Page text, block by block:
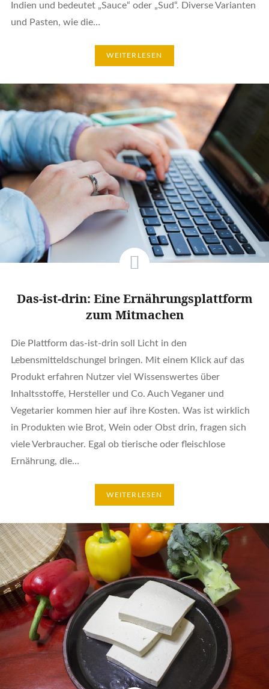
Indien und bedeutet „Sauce“ oder „Sud“. Diverse Varianten
und Pasten, wie die…
WEITERLESEN
Das-ist-drin: Eine Ernährungsplattform
zum Mitmachen
Die Plattform das-ist-drin soll Licht in den
Lebensmitteldschungel bringen. Mit einem Klick auf das
Produkt erfahren Nutzer viel Wissenswertes über
Inhaltsstoffe, Hersteller und Co. Auch Veganer und
Vegetarier kommen hier auf ihre Kosten. Was ist wirklich
in Produkten wie Brot, Wein oder Obst drin, fragen sich
viele Verbraucher. Egal ob tierische oder fleischlose
Ernährung, die…
WEITERLESEN